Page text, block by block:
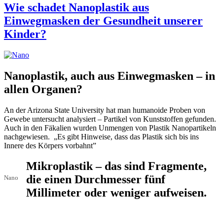
Wie schadet Nanoplastik aus
Einwegmasken der Gesundheit unserer
Kinder?
Nanoplastik, auch aus Einwegmasken – in
allen Organen?
An der Arizona State University hat man humanoide Proben von
Gewebe untersucht analysiert – Partikel von Kunststoffen gefunden.
Auch in den Fäkalien wurden Unmengen von Plastik Nanopartikeln
nachgewiesen. „Es gibt Hinweise, dass das Plastik sich bis ins
Innere des Körpers vorbahnt”
Nano
Mikroplastik – das sind Fragmente,
die einen Durchmesser fünf
Millimeter oder weniger aufweisen.